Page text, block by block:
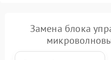
Замена блока